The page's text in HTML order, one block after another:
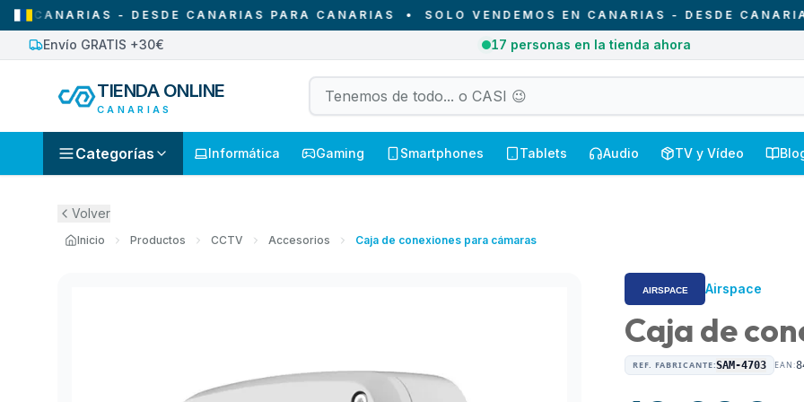
- DESDE CANARIAS PARA CANARIAS•SOLO VENDEMOS EN CANARIAS - DESDE CANARIAS
Envío GRATIS +30€ pedidos entregados hoy en Canarias
TIENDA ONLINE
CANARIAS
Categorías Informática Gaming Smartphones Tablets Audio TV y Vídeo
Volver
Inicio Productos CCTV Accesorios Caja de conexiones para cámaras
Airspace
Caja de
REF. FABRICANTE:SAM-4703 EAN: